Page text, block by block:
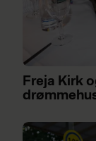
Freja Kirk